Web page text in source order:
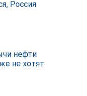
Россия
нефти
не хотят